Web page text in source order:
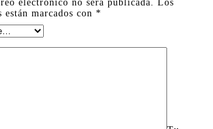
electrónico no será publicada. Los
marcados con *